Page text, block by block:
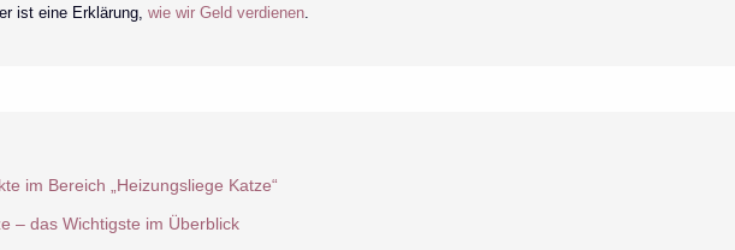
ist eine Erklärung, wie wir Geld verdienen.
im Bereich „Heizungsliege Katze“
– das Wichtigste im Überblick